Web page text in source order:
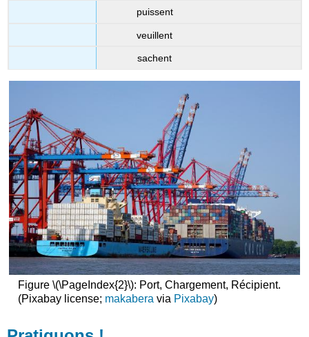
puissent
veuillent
sachent
Figure \(\PageIndex{2}\): Port, Chargement, Récipient.
(Pixabay license; makabera via Pixabay)